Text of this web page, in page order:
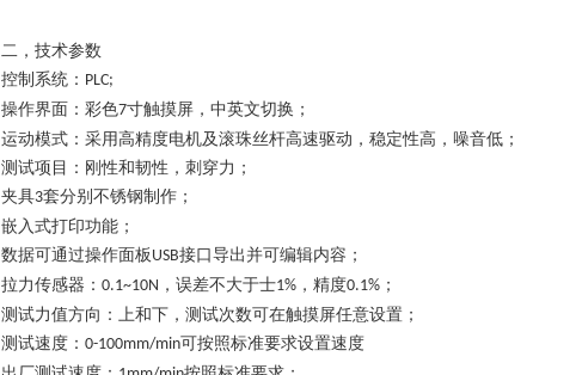
二，技术参数
控制系统： PLC;
操作界面：彩色7寸触摸屏，中英文切换；
运动模式：采用高精度电机及滚珠丝杆高速驱动，稳定性高，噪音低；
测试项目：刚性和韧性，刺穿力；
夹具3套分别不锈钢制作；
嵌入式打印功能；
数据可通过操作面板 USB接口导出并可编辑内容；
拉力传感器： 0.1~10N ，误差不大于士1% ，精度0.1% ；
测试力值方向：上和下，测试次数可在触摸屏任意设置；
测试速度： 0-100mm/min可按照标准要求设置速度